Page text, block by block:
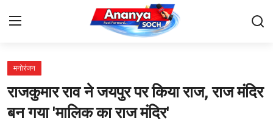
Home
Contact
मनोरंजन
राजकुमार राव ने जयपुर पर किया राज, राज मंदिर
बन गया 'मालिक का राज मंदिर'